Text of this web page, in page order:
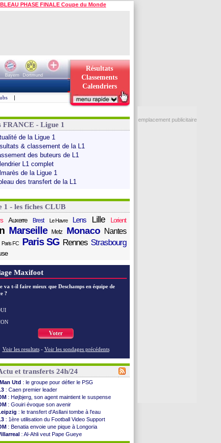
PHASE FINALE Coupe du Monde
Bayern
Dortmund
Résultats
Classements
Calendriers
|
FRANCE - Ligue 1
de la Ligue 1
& classement de la L1
des buteurs de L1
L1 complet
de la Ligue 1
des transfert de la L1
1 - les fiches CLUB
Auxerre Brest Le Havre Lens Lille Lorient
Marseille Metz Monaco Nantes
Paris FC Paris SG Rennes Strasbourg
Maxifoot
va t-il faire mieux que Deschamps en équipe de
?
Voter
Voir les resultats - Voir les sondages précédents
et transferts 24h/24
Man Utd : le groupe pour défier le PSG
: Caen premier leader
: Højbjerg, son agent maintient le suspense
: Gouiri évoque son avenir
: le transfert d'Asllani tombe à l'eau
: 1ère utilisation du Football Video Support
: Benatia envoie une pique à Longoria
: Al-Ahli veut Pape Gueye
: la dernière saison de Fonseca ?
emplacement publicitaire